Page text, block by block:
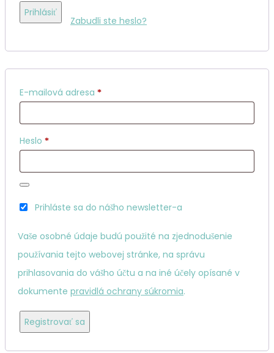
Prihlásiť
Zabudli ste heslo?
E-mailová adresa *Povinné
Heslo *Povinné
Prihláste sa do nášho newsletter-a
Vaše osobné údaje budú použité na zjednodušenie
používania tejto webovej stránke, na správu
prihlasovania do vášho účtu a na iné účely opísané v
dokumente pravidlá ochrany súkromia.
Registrovať sa